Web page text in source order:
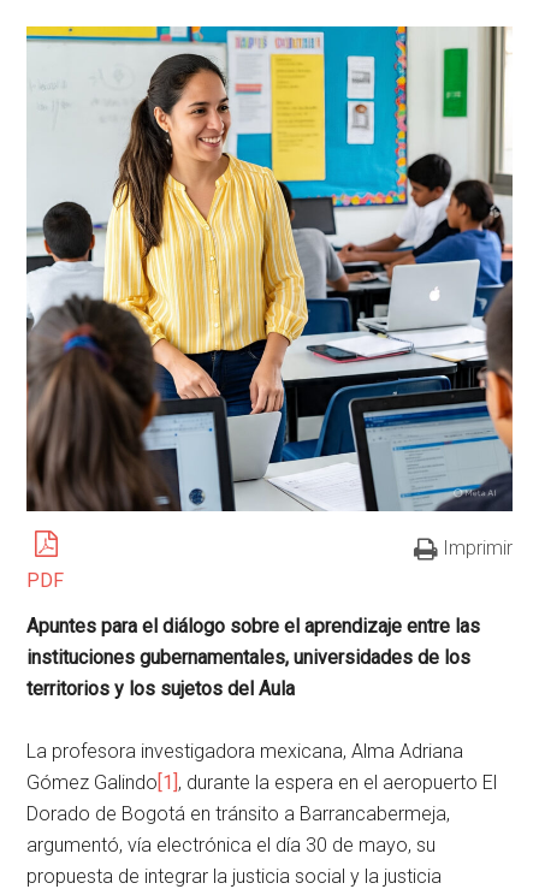
PDF
Imprimir
Apuntes para el diálogo sobre el aprendizaje entre las
instituciones gubernamentales, universidades de los
territorios y los sujetos del Aula
La profesora investigadora mexicana, Alma Adriana
Gómez Galindo [1] , durante la espera en el aeropuerto El
Dorado de Bogotá en tránsito a Barrancabermeja,
argumentó, vía electrónica el día 30 de mayo, su
propuesta de integrar la justicia social y la justicia